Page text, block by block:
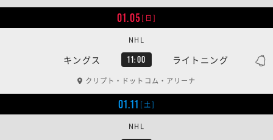
01.05[日]
キングス 11:00 ライトニング
NHL
クリプト・ドットコム・アリーナ
01.11 [土]
NHL